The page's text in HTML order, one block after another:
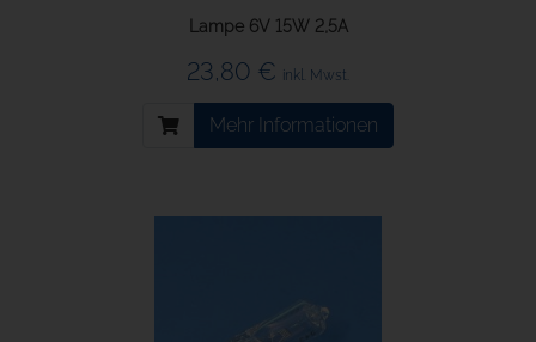
Lampe 6V 15W 2,5A
23,80 € inkl. Mwst.
Mehr Informationen